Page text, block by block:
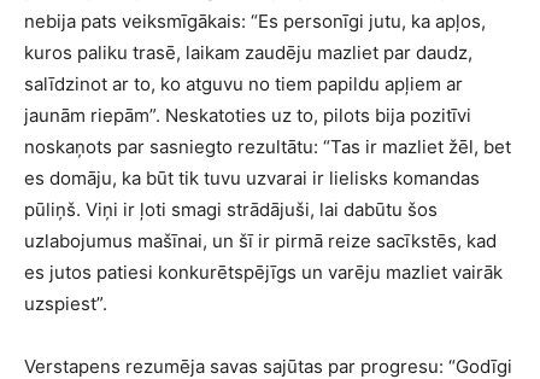
nebija pats veiksmīgākais: “Es personīgi jutu, ka apļos,
kuros paliku trasē, laikam zaudēju mazliet par daudz,
salīdzinot ar to, ko atguvu no tiem papildu apļiem ar
jaunām riepām”. Neskatoties uz to, pilots bija pozitīvi
noskaņots par sasniegto rezultātu: “Tas ir mazliet žēl, bet
es domāju, ka būt tik tuvu uzvarai ir lielisks komandas
pūliņš. Viņi ir ļoti smagi strādājuši, lai dabūtu šos
uzlabojumus mašīnai, un šī ir pirmā reize sacīkstēs, kad
es jutos patiesi konkurētspējīgs un varēju mazliet vairāk
uzspiest”.
Verstapens rezumēja savas sajūtas par progresu: “Godīgi